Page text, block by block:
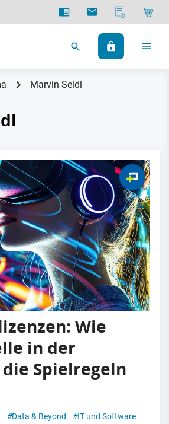
Marvin Seidl
Wie
in der
Spielregeln
#Data & Beyond #IT und Software